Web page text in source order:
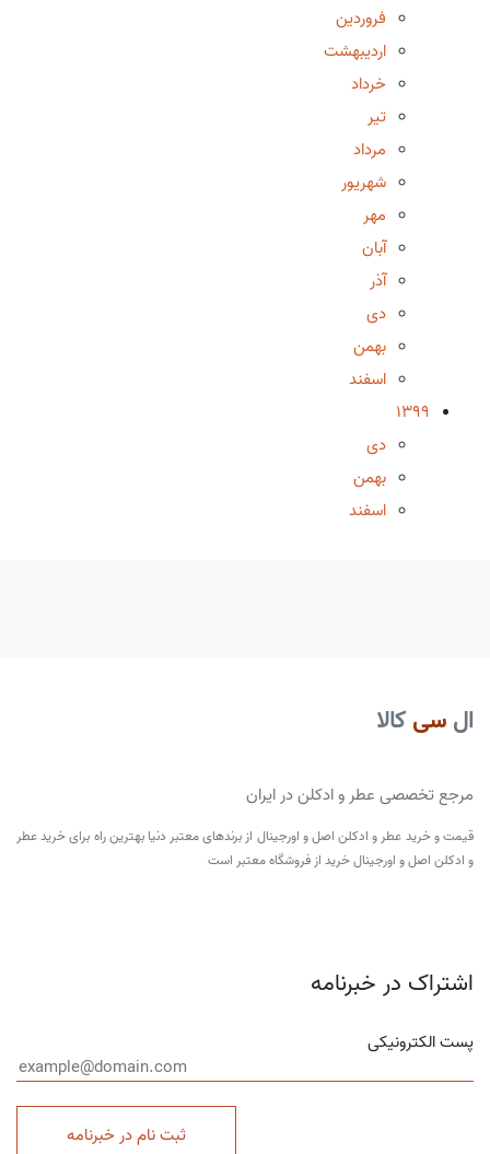
فروردین
اردیبهشت
خرداد
تیر
مرداد
شهریور
مهر
آبان
آذر
دی
بهمن
اسفند
1399
دی
بهمن
اسفند
ال سی کالا
مرجع تخصصی عطر و ادکلن در ایران
قیمت و خرید عطر و ادکلن اصل و اورجینال از برندهای معتبر دنیا بهترین راه برای خرید عطر
و ادکلن اصل و اورجینال خرید از فروشگاه معتبر است
اشتراک در خبرنامه
پست الکترونیکی
ثبت نام در خبرنامه